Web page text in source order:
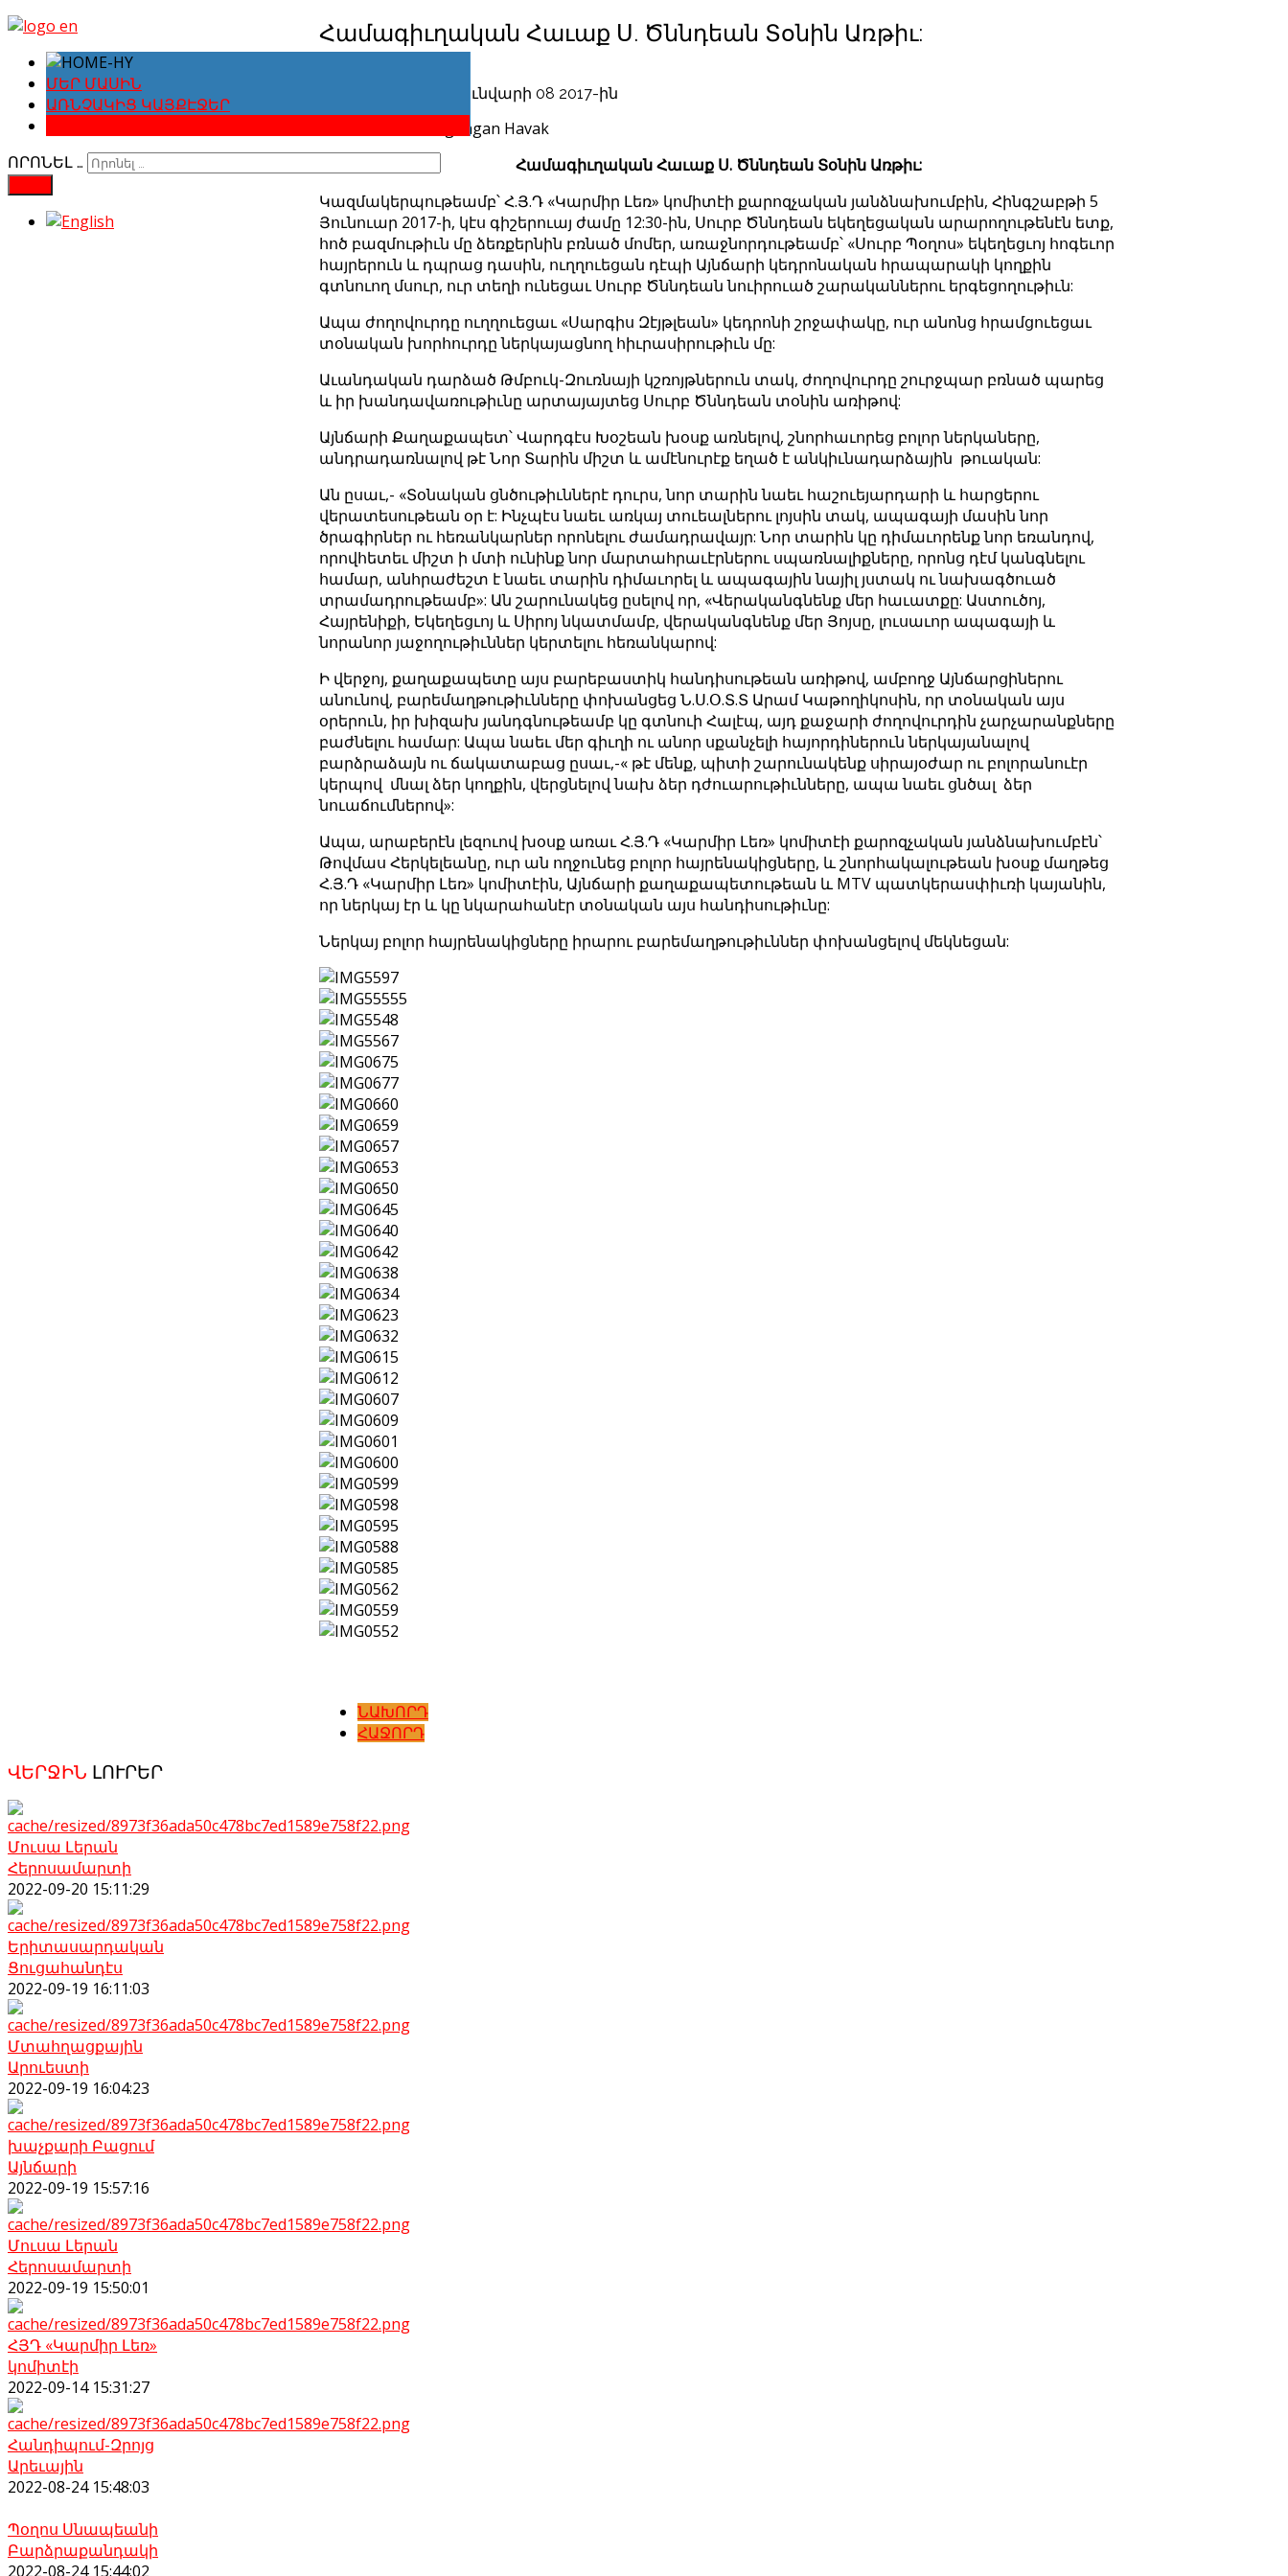
ՄԵՐ ՄԱՍԻՆ
ԱՌՆՉԱԿԻՑ ԿԱՅՔԷՋԵՐ
ՈՐՈՆԵԼ …
Համագիւղական Հաւաք Ս. Ծննդեան Տօնին Առթիւ:
Ստեղծված Հունվարի 08 2017-ին
Համագիւղական Հաւաք Ս. Ծննդեան Տօնին Առթիւ:
Կազմակերպութեամբ՝ Հ.Յ.Դ «Կարմիր Լեռ» կոմիտէի քարոզչական յանձնախումբին, Հինգշաբթի 5
Յունուար 2017-ի, կէս գիշերուայ ժամը 12:30-ին, Սուրբ Ծննդեան եկեղեցական արարողութենէն ետք,
հոծ բազմութիւն մը ձեռքերնին բռնած մոմեր, առաջնորդութեամբ՝ «Սուրբ Պօղոս» եկեղեցւոյ հոգեւոր
հայրերուն և դպրաց դասին, ուղղուեցան դէպի Այնճարի կեդրոնական հրապարակի կողքին
գտնուող մսուր, ուր տեղի ունեցաւ Սուրբ Ծննդեան նուիրուած շարականներու երգեցողութիւն:
Ապա ժողովուրդը ուղղուեցաւ «Սարգիս Զէյթլեան» կեդրոնի շրջափակը, ուր անոնց հրամցուեցաւ
տօնական խորհուրդը ներկայացնող հիւրասիրութիւն մը:
Աւանդական դարձած Թմբուկ-Զուռնայի կշռոյթներուն տակ, ժողովուրդը շուրջպար բռնած պարեց
և իր խանդավառութիւնը արտայայտեց Սուրբ Ծննդեան տօնին առիթով:
Այնճարի Քաղաքապետ՝ Վարդգէս Խօշեան խօսք առնելով, շնորհաւորեց բոլոր ներկաները,
անդրադառնալով թէ Նոր Տարին միշտ և ամէնուրէք եղած է անկիւնադարձային թուական:
Ան ըսաւ,- «Տօնական ցնծութիւններէ դուրս, նոր տարին նաեւ հաշուեյարդարի և հարցերու
վերատեսութեան օր է: Ինչպէս նաեւ առկայ տուեալներու լոյսին տակ, ապագայի մասին նոր
ծրագիրներ ու հեռանկարներ որոնելու ժամադրավայր: Նոր տարին կը դիմաւորենք նոր եռանդով,
որովհետեւ միշտ ի մտի ունինք նոր մարտահրաւէրներու սպառնալիքները, որոնց դէմ կանգնելու
համար, անհրաժեշտ է նաեւ տարին դիմաւորել և ապագային նայիլ յստակ ու նախագծուած
տրամադրութեամբ»: Ան շարունակեց ըսելով որ, «Վերականգնենք մեր հաւատքը: Աստուծոյ,
Հայրենիքի, Եկեղեցւոյ և Սիրոյ նկատմամբ, վերականգնենք մեր Յոյսը, լուսաւոր ապագայի և
նորանոր յաջողութիւններ կերտելու հեռանկարով:
Ի վերջոյ, քաղաքապետը այս բարեբաստիկ հանդիսութեան առիթով, ամբողջ Այնճարցիներու
անունով, բարեմաղթութիւնները փոխանցեց Ն.Ս.Օ.Տ.Տ Արամ Կաթողիկոսին, որ տօնական այս
օրերուն, իր խիզախ յանդգնութեամբ կը գտնուի Հալէպ, այդ քաջարի ժողովուրդին չարչարանքները
բաժնելու համար: Ապա նաեւ մեր գիւղի ու անոր սքանչելի հայորդիներուն ներկայանալով
բարձրաձայն ու ճակատաբաց ըսաւ,-« թէ մենք, պիտի շարունակենք սիրայօժար ու բոլորանուէր
կերպով մնալ ձեր կողքին, վերցնելով նախ ձեր դժուարութիւնները, ապա նաեւ ցնծալ ձեր
նուաճումներով»:
Ապա, արաբերէն լեզուով խօսք առաւ Հ.Յ.Դ «Կարմիր Լեռ» կոմիտէի քարոզչական յանձնախումբէն՝
Թովմաս Հերկելեանը, ուր ան ողջունեց բոլոր հայրենակիցները, և շնորհակալութեան խօսք մաղթեց
Հ.Յ.Դ «Կարմիր Լեռ» կոմիտէին, Այնճարի քաղաքապետութեան և MTV պատկերասփիւռի կայանին,
որ ներկայ էր և կը նկարահանէր տօնական այս հանդիսութիւնը:
Ներկայ բոլոր հայրենակիցները իրարու բարեմաղթութիւններ փոխանցելով մեկնեցան:
ՆԱԽՈՐԴ
ՀԱՋՈՐԴ
ՎԵՐՋԻՆ ԼՈՒՐԵՐ
Մուսա Լերան
Հերոսամարտի
2022-09-20 15:11:29
Երիտասարդական
Ցուցահանդէս
2022-09-19 16:11:03
Մտահղացքային
Արուեստի
2022-09-19 16:04:23
խաչքարի Բացում
Այնճարի
2022-09-19 15:57:16
Մուսա Լերան
Հերոսամարտի
2022-09-19 15:50:01
ՀՅԴ «Կարմիր Լեռ»
կոմիտէի
2022-09-14 15:31:27
Հանդիպում-Զրոյց
Արեւային
2022-08-24 15:48:03
Պօղոս Սնապեանի
Բարձրաքանդակի
2022-08-24 15:44:02